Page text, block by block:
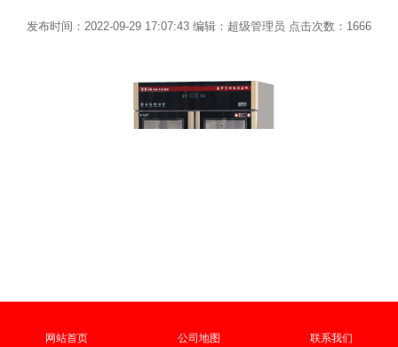
发布时间：2022-09-29 17:07:43 编辑：超级管理员 点击次数：1666
网站首页 公司地图 联系我们